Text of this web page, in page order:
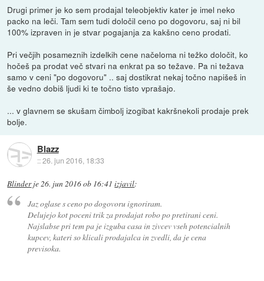
Drugi primer je ko sem prodajal teleobjektiv kater je imel neko
packo na leči. Tam sem tudi določil ceno po dogovoru, saj ni bil
100% izpraven in je stvar pogajanja za kakšno ceno prodati.
Pri večjih posameznih izdelkih cene načeloma ni težko določit, ko
hočeš pa prodat več stvari na enkrat pa so težave. Pa ni težava
samo v ceni "po dogovoru" .. saj dostikrat nekaj točno napišeš in
še vedno dobiš ljudi ki te točno tisto vprašajo.
... v glavnem se skušam čimbolj izogibat kakršnekoli prodaje prek
bolje.
Blazz
::26. jun 2016, 18:33
Blinderje26. jun 2016 ob 16:41 izjavil:
Jaz oglase s ceno po dogovoru ignoriram.
Delujejo kot poceni trik za prodajat robo po pretirani ceni.
Najslabse pri tem pa je izguba casa in zivcev vseh potencialnih
kupcev, kateri so klicali prodajalca in zvedli, da je cena
previsoka.